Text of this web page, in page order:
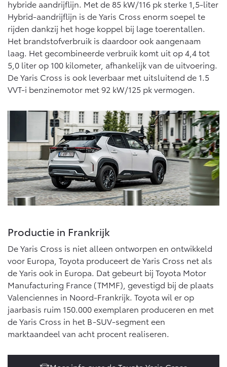
Vanaf € 76.695,- Vanaf € 27.945,-
Proace (excl. BTW)
OOK ALS BATTERIJ-
ELEKTRISCH
Vanaf € 37.500,-
Proace Verso
BATTERIJ-ELEKTRISCH
Vanaf € 55.950,-
Proace Max (excl. BTW)
OOK ALS BATTERIJ-
ELEKTRISCH
Vanaf € 46.301,-
Hilux (excl. BTW)
OOK ALS BATTERIJ-
ELEKTRISCH
Vanaf € 56.570,-
Land Cruiser (excl. BTW)
hybride aandrijflijn. Met de 85 kW/116 pk sterke 1,5‑liter
Hybrid-aandrijflijn is de Yaris Cross enorm soepel te
rijden dankzij het hoge koppel bij lage toerentallen.
Het brandstofverbruik is daardoor ook aangenaam
laag. Het gecombineerde verbruik komt uit op 4,4 tot
5,0 liter op 100 kilometer, afhankelijk van de uitvoering.
De Yaris Cross is ook leverbaar met uitsluitend de 1.5
VVT-i benzinemotor met 92 kW/125 pk vermogen.
Productie in Frankrijk
De Yaris Cross is niet alleen ontworpen en ontwikkeld
voor Europa, Toyota produceert de Yaris Cross net als
de Yaris ook in Europa. Dat gebeurt bij Toyota Motor
Manufacturing France (TMMF), gevestigd bij de plaats
Valenciennes in Noord‑Frankrijk. Toyota wil er op
jaarbasis ruim 150.000 exemplaren produceren en met
de Yaris Cross in het B-SUV-segment een
marktaandeel van acht procent realiseren.